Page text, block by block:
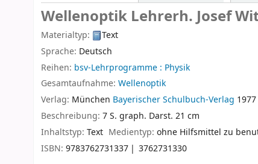
Wellenoptik Lehrerh. Josef
Materialtyp:
Text
Sprache: Deutsch
Reihen: bsv-Lehrprogramme : Physik
Gesamtaufnahme: Wellenoptik
Verlag: München Bayerischer Schulbuch-Verlag 1977
Beschreibung: 7 S. graph. Darst. 21 cm
Inhaltstyp: Text Medientyp:ohne Hilfsmittel zu
ISBN: 9783762731337
3762731330